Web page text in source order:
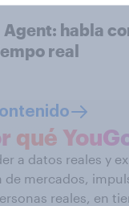
Agent: habla
real
qué
a datos reales y
de mercados,
reales, en